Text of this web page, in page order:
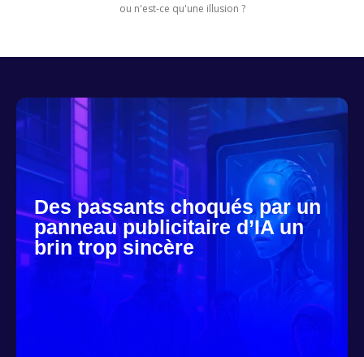
ou n'est-ce qu'une illusion ?
Des passants choqués par un
panneau publicitaire d’IA un
brin trop sincère